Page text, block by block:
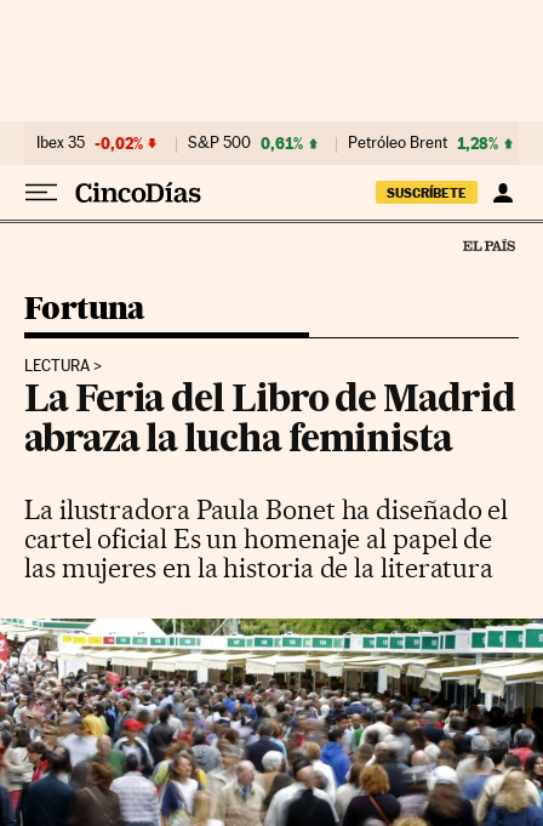
Ibex 35 -0,02% S&P 500 0,61% Petróleo Brent 1,28%
SUSCRÍBETE
Fortuna
LECTURA
La Feria del Libro de Madrid
abraza la lucha feminista
La ilustradora Paula Bonet ha diseñado el
cartel oficial Es un homenaje al papel de
las mujeres en la historia de la literatura